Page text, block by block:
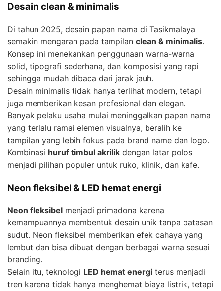
Desain clean & minimalis
Di tahun 2025, desain papan nama di Tasikmalaya
semakin mengarah pada tampilan clean & minimalis.
Konsep ini menekankan penggunaan warna-warna
solid, tipografi sederhana, dan komposisi yang rapi
sehingga mudah dibaca dari jarak jauh.
Desain minimalis tidak hanya terlihat modern, tetapi
juga memberikan kesan profesional dan elegan.
Banyak pelaku usaha mulai meninggalkan papan nama
yang terlalu ramai elemen visualnya, beralih ke
tampilan yang lebih fokus pada brand name dan logo.
Kombinasi huruf timbul akrilik dengan latar polos
menjadi pilihan populer untuk ruko, klinik, dan kafe.
Neon fleksibel & LED hemat energi
Neon fleksibel menjadi primadona karena
kemampuannya membentuk desain unik tanpa batasan
sudut. Neon fleksibel memberikan efek cahaya yang
lembut dan bisa dibuat dengan berbagai warna sesuai
branding.
Selain itu, teknologi LED hemat energi terus menjadi
tren karena tidak hanya menghemat biaya listrik, tetapi